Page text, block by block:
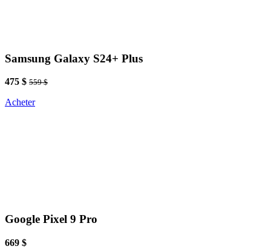
Samsung Galaxy S24+ Plus
475 $ 559 $
Acheter
Google Pixel 9 Pro
669 $